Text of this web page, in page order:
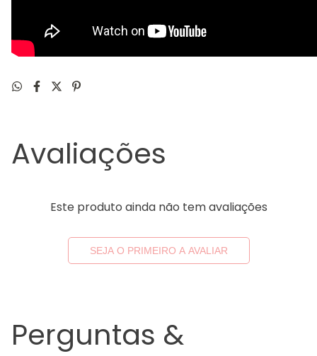
Avaliações
Este produto ainda não tem avaliações
SEJA O PRIMEIRO A AVALIAR
Perguntas &